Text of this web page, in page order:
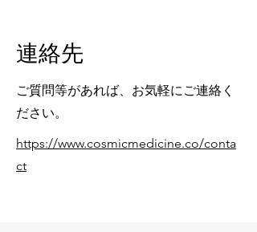
連絡先
ご質問等があれば、お気軽にご連絡く
ださい。
https://www.cosmicmedicine.co/conta
ct